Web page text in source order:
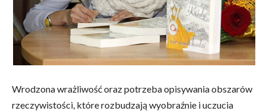
Wrodzona wrażliwość oraz potrzeba opisywania obszarów
rzeczywistości, które rozbudzają wyobraźnie i uczucia